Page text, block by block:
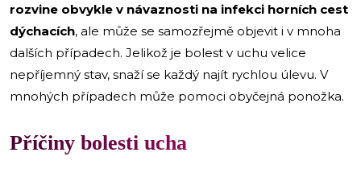
rozvine obvykle v návaznosti na infekci horních cest
dýchacích, ale může se samozřejmě objevit i v mnoha
dalších případech. Jelikož je bolest v uchu velice
nepříjemný stav, snaží se každý najít rychlou úlevu. V
mnohých případech může pomoci obyčejná ponožka.
Příčiny bolesti ucha